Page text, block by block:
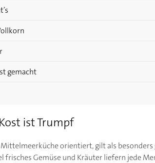
gemacht
ist Trumpf
Mittelmeerküche orientiert, gilt als
frisches Gemüse und Kräuter liefern jede